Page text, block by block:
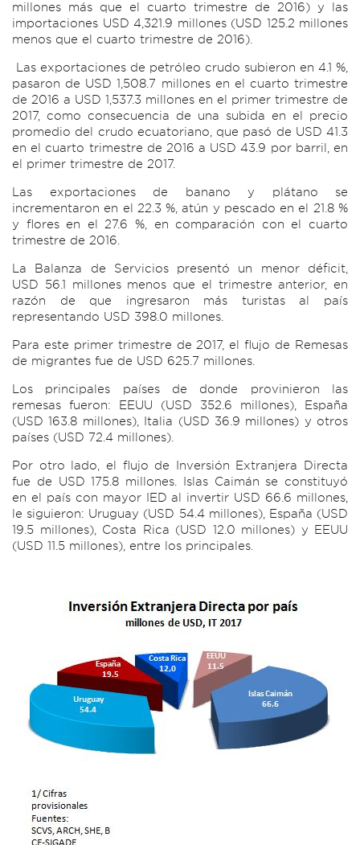
millones más que el cuarto trimestre de 2016) y las
importaciones USD 4,321.9 millones (USD 125.2 millones
menos que el cuarto trimestre de 2016).
Las exportaciones de petróleo crudo subieron en 4.1 %,
pasaron de USD 1,508.7 millones en el cuarto trimestre
de 2016 a USD 1,537.3 millones en el primer trimestre de
2017, como consecuencia de una subida en el precio
promedio del crudo ecuatoriano, que pasó de USD 41.3
en el cuarto trimestre de 2016 a USD 43.9 por barril, en
el primer trimestre de 2017.
Las exportaciones de banano y plátano se
incrementaron en el 22.3 %, atún y pescado en el 21.8 %
y flores en el 27.6 %, en comparación con el cuarto
trimestre de 2016.
La Balanza de Servicios presentó un menor déficit,
USD 56.1 millones menos que el trimestre anterior, en
razón de que ingresaron más turistas al país
representando USD 398.0 millones.
Para este primer trimestre de 2017, el flujo de Remesas
de migrantes fue de USD 625.7 millones.
Los principales países de donde provinieron las
remesas fueron: EEUU (USD 352.6 millones), España
(USD 163.8 millones), Italia (USD 36.9 millones) y otros
países (USD 72.4 millones).
Por otro lado, el flujo de Inversión Extranjera Directa
fue de USD 175.8 millones. Islas Caimán se constituyó
en el país con mayor IED al invertir USD 66.6 millones,
le siguieron: Uruguay (USD 54.4 millones), España (USD
19.5 millones), Costa Rica (USD 12.0 millones) y EEUU
(USD 11.5 millones), entre los principales.